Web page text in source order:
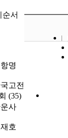
서
명
고전
(35)
사
호